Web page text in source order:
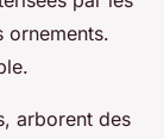
ornements.
arborent des